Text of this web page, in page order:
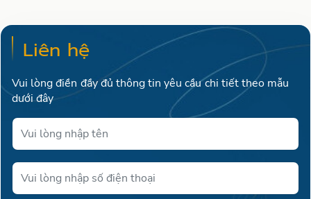
Liên hệ
Vui lòng điền đầy đủ thông tin yêu cầu chi tiết theo mẫu
dưới đây